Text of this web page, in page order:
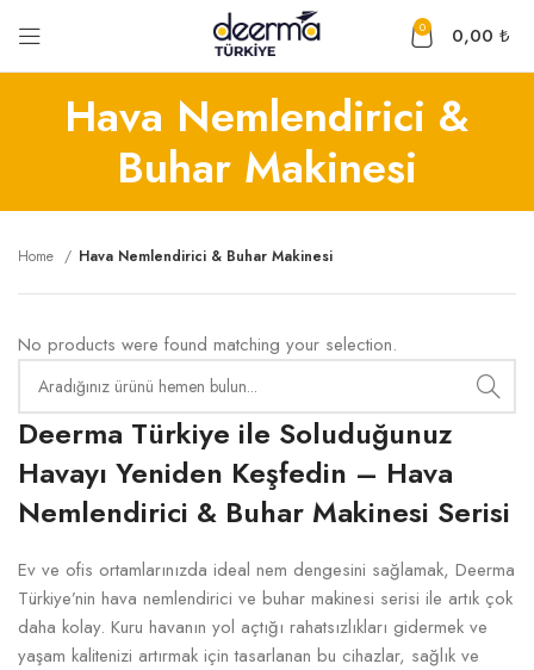
0 0,00 ₺
Hava Nemlendirici &
Buhar Makinesi
Home Hava Nemlendirici & Buhar Makinesi
No products were found matching your selection.
Deerma Türkiye ile Soluduğunuz
Havayı Yeniden Keşfedin – Hava
Nemlendirici & Buhar Makinesi Serisi
Ev ve ofis ortamlarınızda ideal nem dengesini sağlamak, Deerma
Türkiye’nin hava nemlendirici ve buhar makinesi serisi ile artık çok
daha kolay. Kuru havanın yol açtığı rahatsızlıkları gidermek ve
yaşam kalitenizi artırmak için tasarlanan bu cihazlar, sağlık ve